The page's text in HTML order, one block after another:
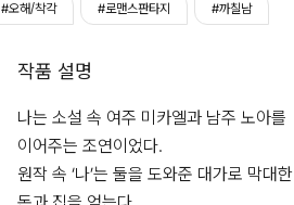
#오해/착각 #로맨스판타지 #까칠남
작품 설명
나는 소설 속 여주 미카엘과 남주 노아를
이어주는 조연이었다.
원작 속 ‘나’는 둘을 도와준 대가로 막대한